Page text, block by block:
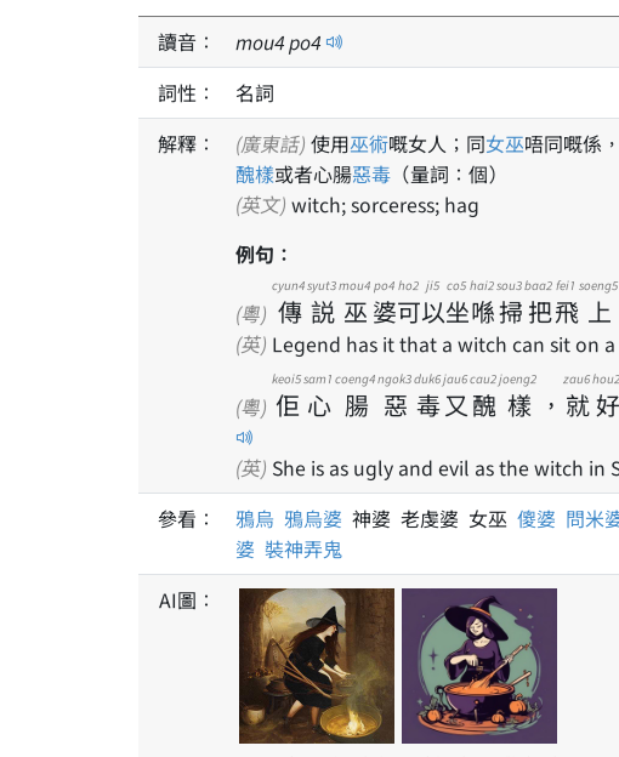
讀音： mou4po4
詞性：
名詞
解釋：
(廣東話) 使用巫術嘅女人；同女巫唔同嘅係
醜樣或者心腸惡毒 （量詞：個）
(英文) witch; sorceress; hag
例句：
(粵) 傳
cyun4
説
syut3
巫
mou4
婆
po4
可
ho2
以
ji5
坐
co5
喺
hai2
掃
sou3
把
baa2
飛
fei1
上
soeng5
(英) Legend has it that a witch can sit on
(粵) 佢
keoi5
心
sam1
腸
coeng4
惡
ngok3
毒
duk6
又
jau6
醜
cau2
樣
joeng2
， 就
zau6
好
hou2
(英) She is as ugly and evil as the witch in
參看：
鴉烏 鴉烏婆 神婆 老虔婆 女巫 傻婆 問米
婆 裝神弄鬼
AI圖：